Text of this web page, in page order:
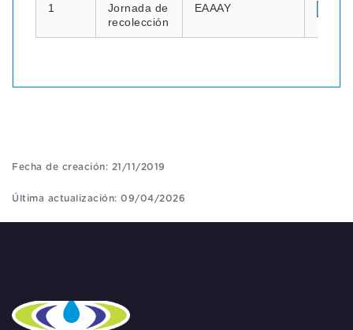
1
Jornada de
recolección
EAAAY
Fecha de creación: 21/11/2019
Última actualización: 09/04/2026